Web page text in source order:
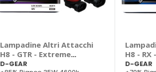
Lampadine Altri Attacchi
H8 - GTR - Extreme
White - D-GEAR
D-GEAR
H8 -
D-GEAR
D-GEAR